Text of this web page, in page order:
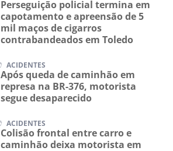
Perseguição policial termina em
capotamento e apreensão de 5
mil maços de cigarros
contrabandeados em Toledo
ACIDENTES
Após queda de caminhão em
represa na BR-376, motorista
segue desaparecido
ACIDENTES
Colisão frontal entre carro e
caminhão deixa motorista em